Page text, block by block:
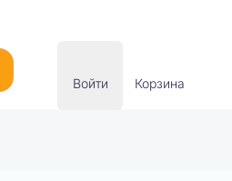
Войти Корзина